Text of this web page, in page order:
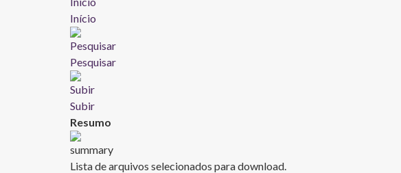
Início
Pesquisar
Subir
Resumo
Lista de arquivos selecionados para download.